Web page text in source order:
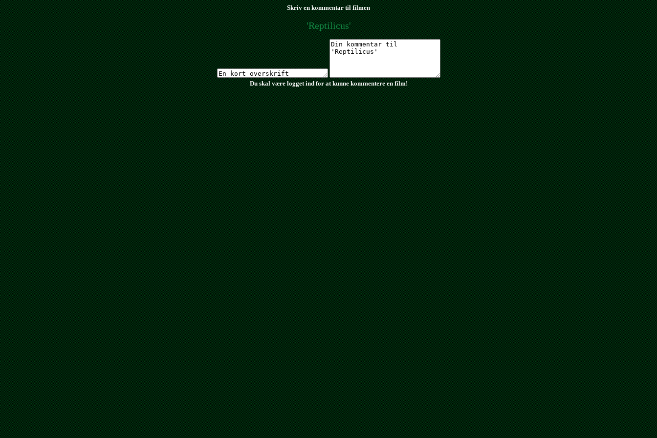
Skriv en kommentar til filmen
'Reptilicus'
Du skal være logget ind for at kunne kommentere en film!